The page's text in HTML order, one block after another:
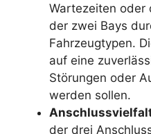
Wartezeiten oder
der zwei Bays
Fahrzeugtypen.
auf eine
Störungen oder
werden sollen.
der drei